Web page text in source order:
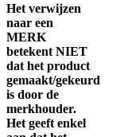
Het verwijzen
naar een
MERK
betekent NIET
dat het product
gemaakt/gekeurd
is door de
merkhouder.
Het geeft enkel